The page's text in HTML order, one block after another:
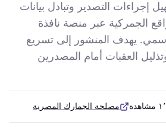
٢٠٢٣ لتسهيل إجراءات التصدير وتبادل بيانات
الجمركية عبر منصة نافذة
يهدف المنشور إلى تسريع
العقبات أمام المصدرين
مشاهدة مصلحة الجمارك المصرية